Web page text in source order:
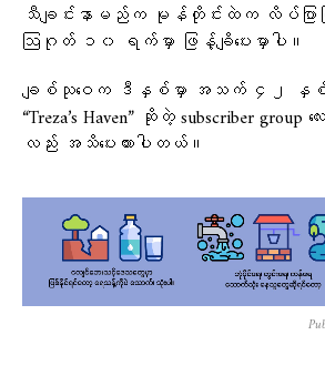
သီချင်းနာမည်က မုန်တိုင်းထဲက လိပ်ပြာဖ
ဩဂုတ် ၁၀ ရက်မှာ ဖြန့်ချိပေးမှာပါ။
ချစ်သုဝေက ဒီနှစ်မှာ အသက် ၄၂ နှစ်ပ
“Treza’s Haven” ဆိုတဲ့ subscriber group လ
လည်း အသိပေးထားပါတယ်။